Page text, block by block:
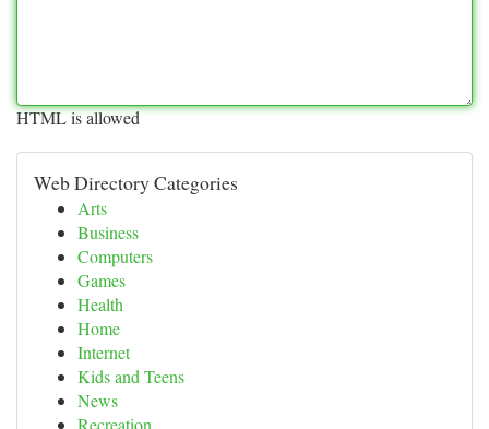
HTML is allowed
Web Directory Categories
Arts
Business
Computers
Games
Health
Home
Internet
Kids and Teens
News
Recreation